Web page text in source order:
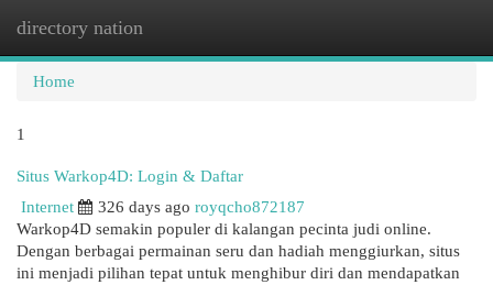
directory nation
Home
1
Situs Warkop4D: Login & Daftar
Internet
326 days ago royqcho872187
Warkop4D semakin populer di kalangan pecinta judi online.
Dengan berbagai permainan seru dan hadiah menggiurkan, situs
ini menjadi pilihan tepat untuk menghibur diri dan mendapatkan